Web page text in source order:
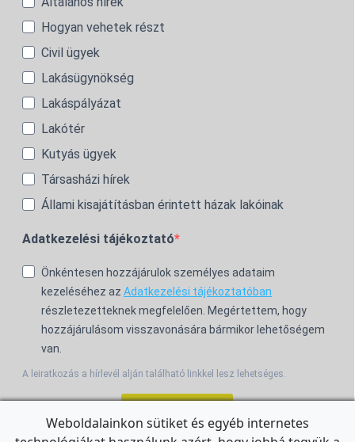
Hogyan vehetek részt
Civil ügyek
Lakásügynökség
Lakáspályázat
Lakótér
Kutyás ügyek
Társasházi hírek
Állami kisajátításban érintett házak lakóinak
Adatkezelési tájékoztató
Önkéntesen hozzájárulok személyes adataim
kezeléséhez az Adatkezelési tájékoztatóban
részletezetteknek megfelelően. Megértettem, hogy
hozzájárulásom visszavonására bármikor lehetőségem
van.
A leiratkozás a hírlevél alján található linkkel lesz lehetséges.
Weboldalainkon sütiket és egyéb internetes